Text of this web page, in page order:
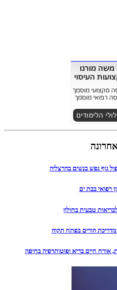
גוף נפש בנשים בהרצליה
רפואי בבת ים
טבעית בחולון
הורים בפתח תקוה
אורח חיים בריא ופוטותרפיה בחיפה